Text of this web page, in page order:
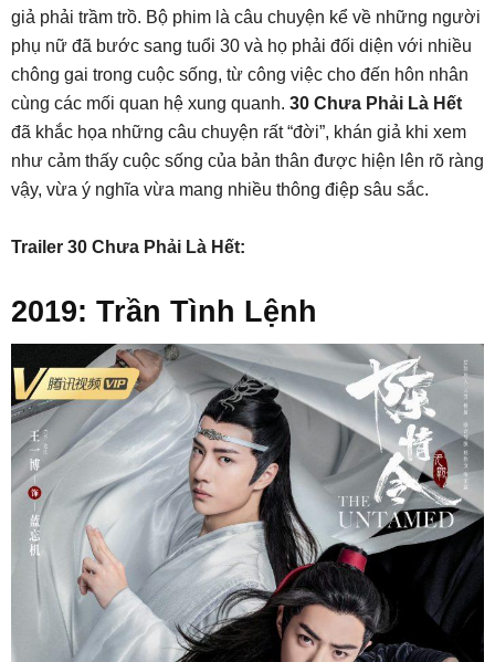
giả phải trầm trồ. Bộ phim là câu chuyện kể về những người
phụ nữ đã bước sang tuổi 30 và họ phải đối diện với nhiều
chông gai trong cuộc sống, từ công việc cho đến hôn nhân
cùng các mối quan hệ xung quanh. 30 Chưa Phải Là Hết
đã khắc họa những câu chuyện rất “đời”, khán giả khi xem
như cảm thấy cuộc sống của bản thân được hiện lên rõ ràng
vậy, vừa ý nghĩa vừa mang nhiều thông điệp sâu sắc.
Trailer 30 Chưa Phải Là Hết:
2019: Trần Tình Lệnh